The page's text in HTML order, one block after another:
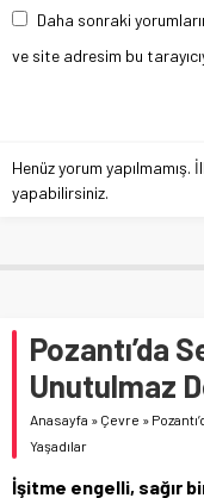
Daha sonraki
ve site adresim bu
Henüz yorum yapılmamış.
yapabilirsiniz.
Pozantı’da
Unutulmaz
Anasayfa » Çevre »
Yaşadılar
İşitme engelli, sağır